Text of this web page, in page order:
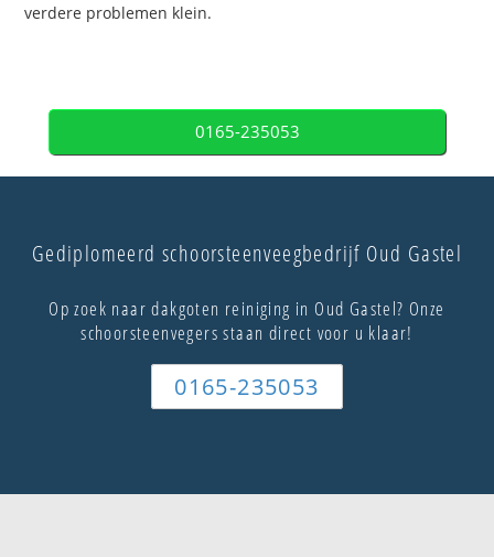
verdere problemen klein.
0165-235053
Gediplomeerd schoorsteenveegbedrijf Oud Gastel
Op zoek naar dakgoten reiniging in Oud Gastel? Onze
schoorsteenvegers staan direct voor u klaar!
0165-235053